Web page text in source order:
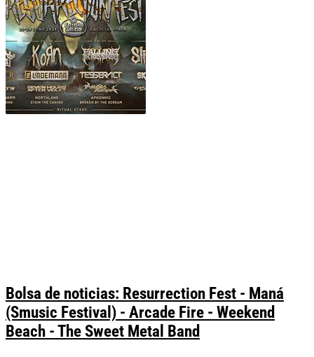
Bolsa de noticias: Resurrection Fest - Maná
(Smusic Festival) - Arcade Fire - Weekend
Beach - The Sweet Metal Band